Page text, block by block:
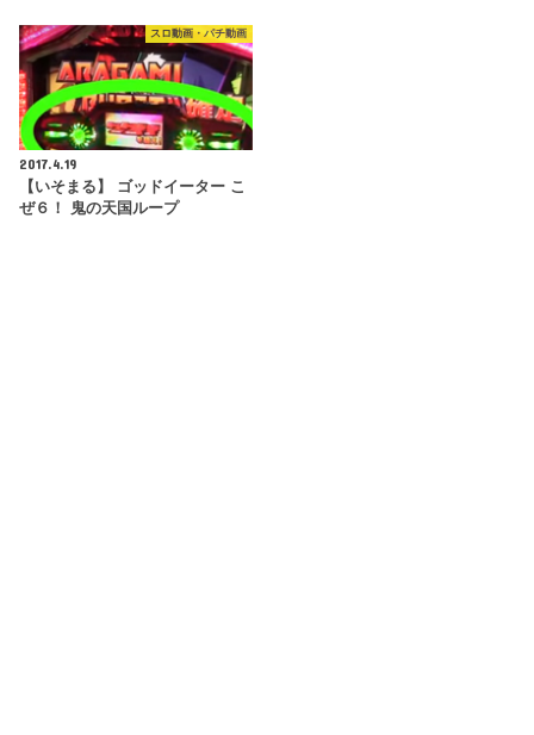
スロ動画・パチ動画
2017.4.19
【いそまる】 ゴッドイーター こ
ぜ６！ 鬼の天国ループ